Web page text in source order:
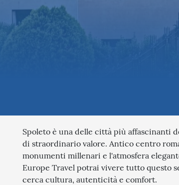
Spoleto è una delle città più affascinanti
di straordinario valore. Antico centro
monumenti millenari e l'atmosfera
Europe Travel potrai vivere tutto questo
cerca cultura, autenticità e comfort.